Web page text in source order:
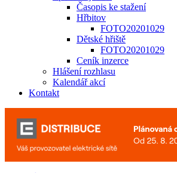
Časopis ke stažení
Hřbitov
FOTO20201029
Dětské hřiště
FOTO20201029
Ceník inzerce
Hlášení rozhlasu
Kalendář akcí
Kontakt